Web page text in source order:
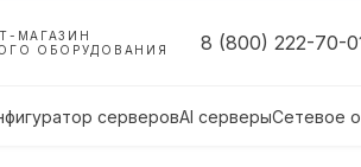
МАГАЗИН
ОБОРУДОВАНИЯ
8 (800) 222-70-
серверовAI серверыСетевое